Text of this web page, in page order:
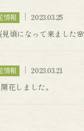
情報
2023.03.25
見頃になって来ました🌸
情報
2023.03.21
花しました。